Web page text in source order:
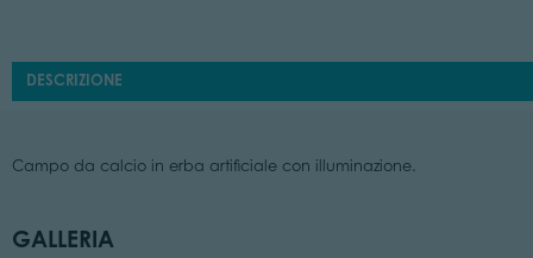
DESCRIZIONE
Campo da calcio in erba artificiale con illuminazione.
GALLERIA